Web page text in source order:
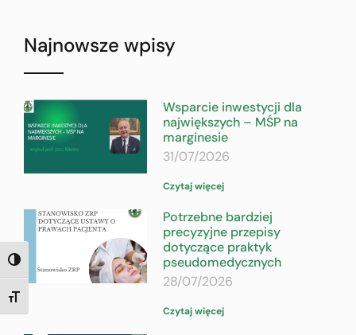
TOGGLE HIGH CONTRAST
TOGGLE FONT SIZE
Najnowsze wpisy
Wsparcie inwestycji dla
największych – MŚP na
marginesie
31/07/2026
Czytaj więcej
Potrzebne bardziej
precyzyjne przepisy
dotyczące praktyk
pseudomedycznych
28/07/2026
Czytaj więcej